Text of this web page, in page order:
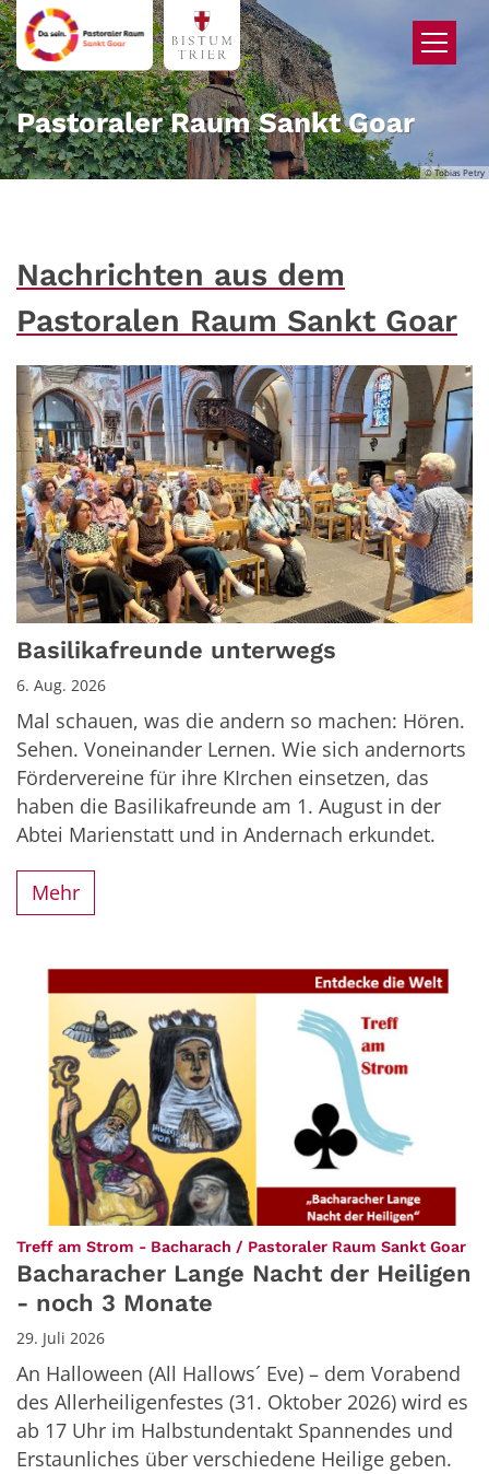
Zum Inhalt springen
© Tobias Petry
Pastoraler Raum Sankt Goar
Nachrichten aus dem
Pastoralen Raum Sankt Goar
Basilikafreunde unterwegs
6. Aug. 2026
Mal schauen, was die andern so machen: Hören.
Sehen. Voneinander Lernen. Wie sich andernorts
Fördervereine für ihre KIrchen einsetzen, das
haben die Basilikafreunde am 1. August in der
Abtei Marienstatt und in Andernach erkundet.
Mehr
Treff am Strom - Bacharach / Pastoraler Raum Sankt Goar:
Bacharacher Lange Nacht der Heiligen
- noch 3 Monate
29. Juli 2026
An Halloween (All Hallows´ Eve) – dem Vorabend
des Allerheiligenfestes (31. Oktober 2026) wird es
ab 17 Uhr im Halbstundentakt Spannendes und
Erstaunliches über verschiedene Heilige geben.